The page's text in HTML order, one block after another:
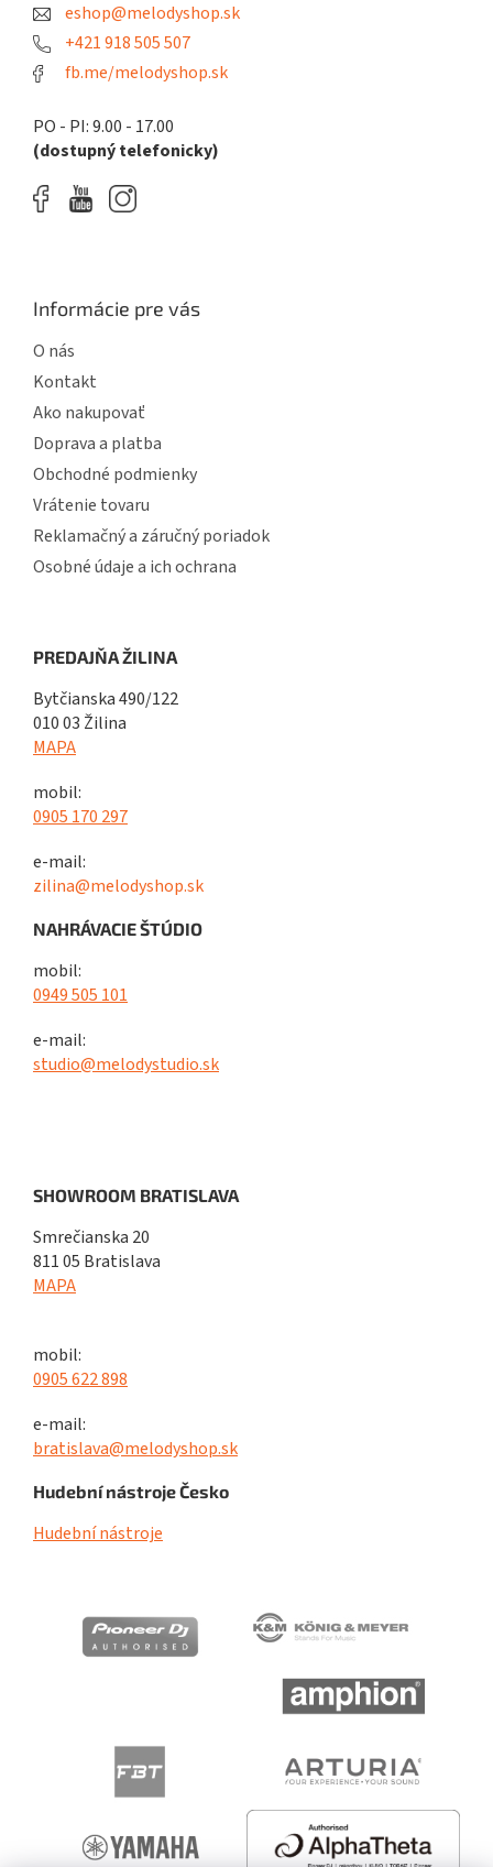
eshop@melodyshop.sk
+421 918 505 507
fb.me/melodyshop.sk
PO - PI: 9.00 - 17.00
(dostupný telefonicky)
Informácie pre vás
O nás
Kontakt
Ako nakupovať
Doprava a platba
Obchodné podmienky
Vrátenie tovaru
Reklamačný a záručný poriadok
Osobné údaje a ich ochrana
PREDAJŇA ŽILINA
Bytčianska 490/122
010 03 Žilina
MAPA
mobil:
0905 170 297
e-mail:
zilina@melodyshop.sk
NAHRÁVACIE ŠTÚDIO
mobil:
0949 505 101
e-mail:
studio@melodystudio.sk
SHOWROOM BRATISLAVA
Smrečianska 20
811 05 Bratislava
MAPA
mobil:
0905 622 898
e-mail:
bratislava@melodyshop.sk
Hudební nástroje Česko
Hudební nástroje